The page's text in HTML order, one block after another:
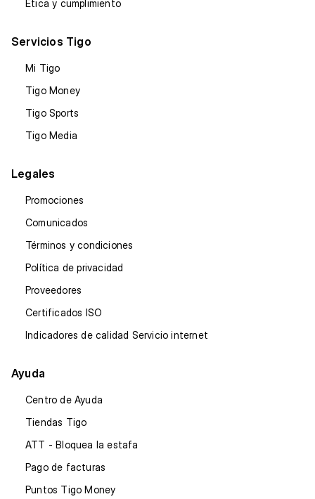
Ética y cumplimiento
Servicios Tigo
Mi Tigo
Tigo Money
Tigo Sports
Tigo Media
Legales
Promociones
Comunicados
Términos y condiciones
Política de privacidad
Proveedores
Certificados ISO
Indicadores de calidad Servicio internet
Ayuda
Centro de Ayuda
Tiendas Tigo
ATT - Bloquea la estafa
Pago de facturas
Puntos Tigo Money